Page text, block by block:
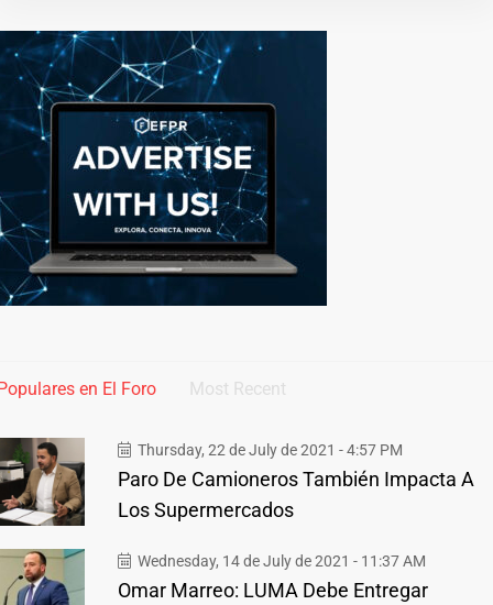
en El Foro Most Recent
Thursday, 22 de July de 2021 - 4:57 PM
Paro De Camioneros También Impacta A
Los Supermercados
Wednesday, 14 de July de 2021 - 11:37 AM
Omar Marreo: LUMA Debe Entregar